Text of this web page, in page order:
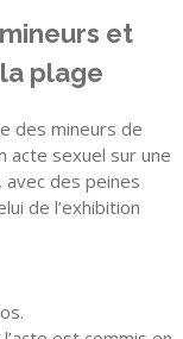
et
plage
des mineurs de
acte sexuel sur une
des peines
de l’exhibition